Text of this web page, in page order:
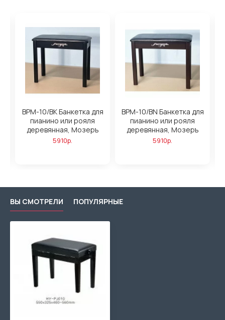
BPM-10/BK Банкетка для
пианино или рояля
деревянная, Мозеръ
5910р.
BPM-10/BN Банкетка для
пианино или рояля
деревянная, Мозеръ
5910р.
ВЫ СМОТРЕЛИ ПОПУЛЯРНЫЕ